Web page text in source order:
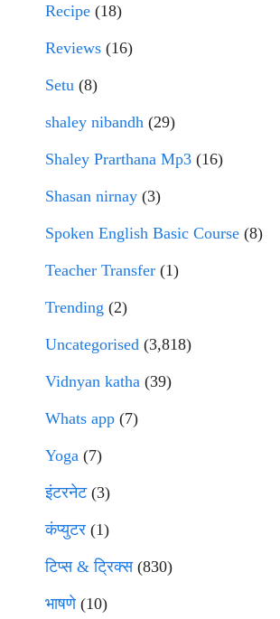
Recipe (18)
Reviews (16)
Setu (8)
shaley nibandh (29)
Shaley Prarthana Mp3 (16)
Shasan nirnay (3)
Spoken English Basic Course (8)
Teacher Transfer (1)
Trending (2)
Uncategorised (3,818)
Vidnyan katha (39)
Whats app (7)
Yoga (7)
इंटरनेट(3)
कंप्युटर (1)
टिप्स & ट्रिक्स(830)
भाषणे(10)